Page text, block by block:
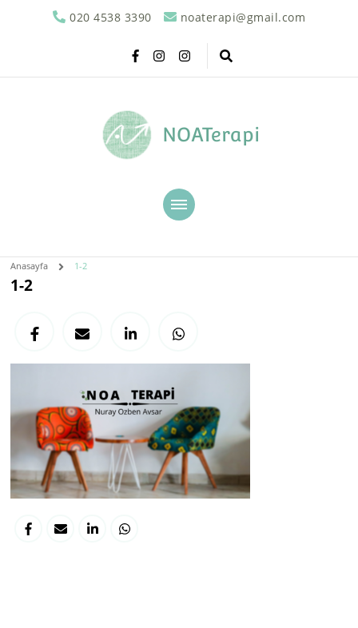
020 4538 3390 noaterapi@gmail.com
NOATerapi
Anasayfa 1-2
1-2